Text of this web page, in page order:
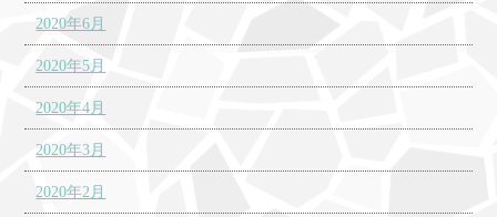
2020年6月
2020年5月
2020年4月
2020年3月
2020年2月